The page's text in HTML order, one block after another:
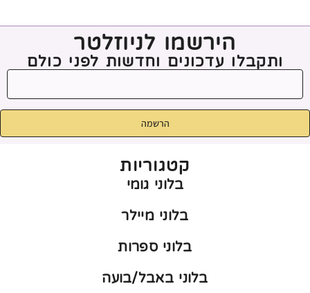
הירשמו לניוזלטר
ותקבלו עדכונים וחדשות לפני כולם
הרשמה
קטגוריות
בלוני גומי
בלוני מיילר
בלוני ספרות
בלוני באבל/בועה